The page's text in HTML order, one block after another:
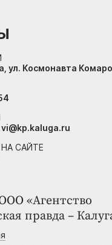
«Агентство
правда –
ул. Космонавта
САЙТЕ